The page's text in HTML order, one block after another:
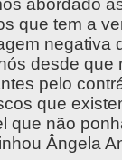
abordado
que tem a
negativa
desde
pelo
que
que não
Ângela